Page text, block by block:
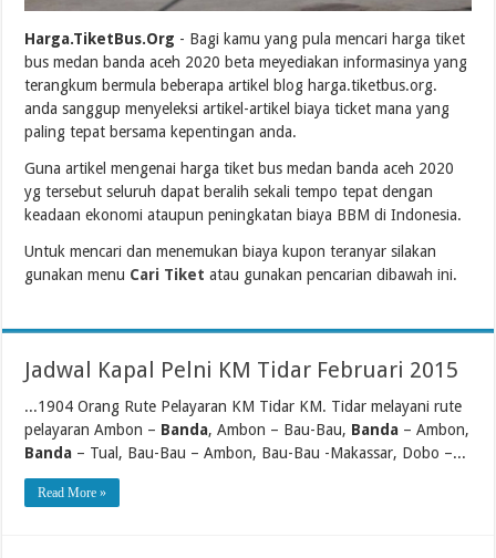
Harga.TiketBus.Org - Bagi kamu yang pula mencari harga tiket
bus medan banda aceh 2020 beta meyediakan informasinya yang
terangkum bermula beberapa artikel blog harga.tiketbus.org.
anda sanggup menyeleksi artikel-artikel biaya ticket mana yang
paling tepat bersama kepentingan anda.
Guna artikel mengenai harga tiket bus medan banda aceh 2020
yg tersebut seluruh dapat beralih sekali tempo tepat dengan
keadaan ekonomi ataupun peningkatan biaya BBM di Indonesia.
Untuk mencari dan menemukan biaya kupon teranyar silakan
gunakan menu Cari Tiket atau gunakan pencarian dibawah ini.
Jadwal Kapal Pelni KM Tidar Februari 2015
...1904 Orang Rute Pelayaran KM Tidar KM. Tidar melayani rute
pelayaran Ambon – Banda, Ambon – Bau-Bau, Banda – Ambon,
Banda – Tual, Bau-Bau – Ambon, Bau-Bau -Makassar, Dobo –...
Read More »